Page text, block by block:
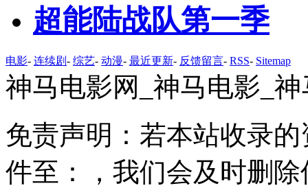
超能陆战队第一季
电影- 连续剧- 综艺- 动漫- 最近更新- 反馈留言- RSS- Sitemap
神马电影网_神马电影_
免责声明：若本站收录
件至：，我们会及时删